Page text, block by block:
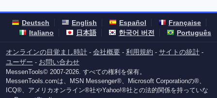
Deutsch English Español
Française
Italiano
日本語 한국어 버전 Português
オンラインの目覚まし時計 - 会社概要 - 利用規約 - サイトの統計 -
ユーザー - お問い合わせ
MessenTools© 2007-2026. すべての権利を保有。
MessenTools.comは、MSN Messenger®、Microsoft Corporationの®、
ICQ®、アメリカオンライン®社やYahoo!®社との法的関係を持っていな